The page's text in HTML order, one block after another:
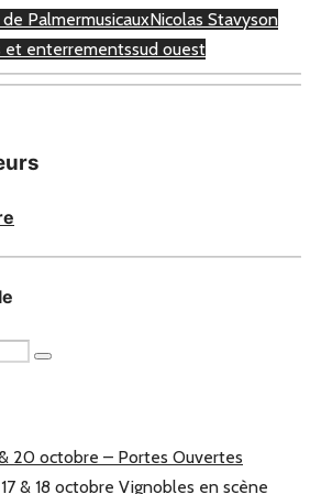
de PalmermusicauxNicolas Stavyson
et enterrementssud ouest
20 octobre – Portes Ouvertes
& 18 octobre Vignobles en scène